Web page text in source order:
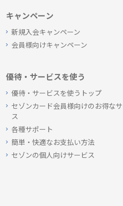
キャンペーン
新規入会キャンペーン
会員様向けキャンペーン
優待・サービスを使う
優待・サービスを使うトップ
セゾンカード会員様向けのお得なサ
ス
各種サポート
簡単・快適なお支払い方法
セゾンの個人向けサービス